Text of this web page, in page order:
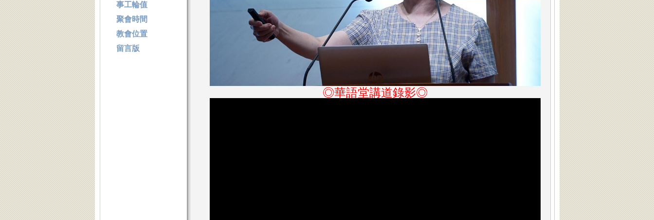
◎華語堂講道錄影◎
事工輪值
聚會時間
教會位置
留言版